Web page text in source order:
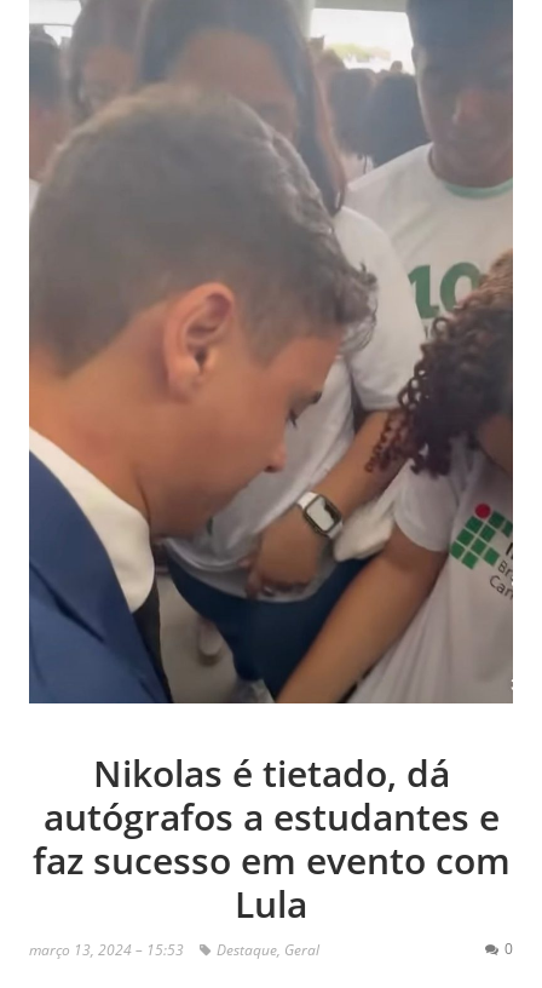
Nikolas é tietado, dá
autógrafos a estudantes e
faz sucesso em evento com
Lula
março 13, 2024 – 15:53 Destaque, Geral 0